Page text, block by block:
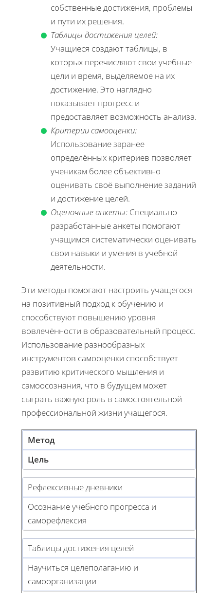
собственные достижения, проблемы
и пути их решения.
Таблицы достижения целей:
Учащиеся создают таблицы, в
которых перечисляют свои учебные
цели и время, выделяемое на их
достижение. Это наглядно
показывает прогресс и
предоставляет возможность анализа.
Критерии самооценки:
Использование заранее
определённых критериев позволяет
ученикам более объективно
оценивать своё выполнение заданий
и достижение целей.
Оценочные анкеты: Специально
разработанные анкеты помогают
учащимся систематически оценивать
свои навыки и умения в учебной
деятельности.
Эти методы помогают настроить учащегося
на позитивный подход к обучению и
способствуют повышению уровня
вовлечённости в образовательный процесс.
Использование разнообразных
инструментов самооценки способствует
развитию критического мышления и
самоосознания, что в будущем может
сыграть важную роль в самостоятельной
профессиональной жизни учащегося.
Метод
Цель
Рефлексивные дневники
Осознание учебного прогресса и
саморефлексия
Таблицы достижения целей
Научиться целеполаганию и
самоорганизации